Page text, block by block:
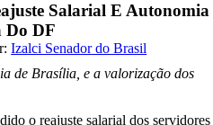
Salarial E Autonomia
Do DF
Izalci Senador do Brasil
de Brasília, e a valorização dos
o reajuste salarial dos servidores